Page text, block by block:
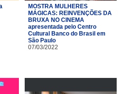
MOSTRA MULHERES
MÁGICAS: REINVENÇÕES DA
BRUXA NO CINEMA
apresentada pelo Centro
Cultural Banco do Brasil em
São Paulo
07/03/2022